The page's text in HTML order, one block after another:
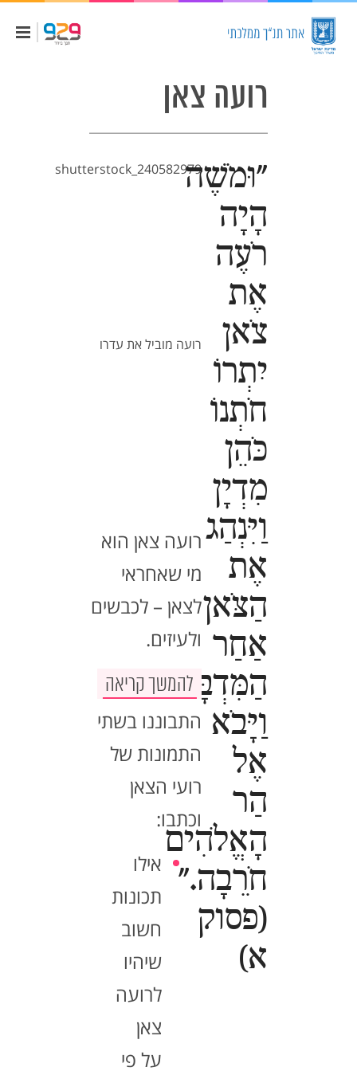
רועה צאן
"וּמֹשֶׁה
הָיָה
רֹעֶה
אֶת
צֹאן
יִתְרוֹ
חֹתְנוֹ
כֹּהֵן
מִדְיָן
וַיִּנְהַג
אֶת
הַצֹּאן
אַחַר
הַמִּדְבָּר
וַיָּבֹא
אֶל
הַר
הָאֱלֹהִים
חֹרֵבָה."
(פסוק
א)
shutterstock_240582979
רועה מוביל את עדרו
רועה צאן הוא
מי שאחראי
לצאן – לכבשים
ולעיזים.
להמשך קריאה
התבוננו בשתי
התמונות של
רועי הצאן
וכתבו:
אילו
תכונות
חשוב
שיהיו
לרועה
צאן
על פי